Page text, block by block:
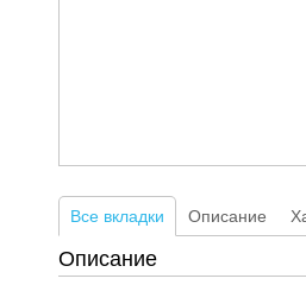
Все вкладки Описание
Описание